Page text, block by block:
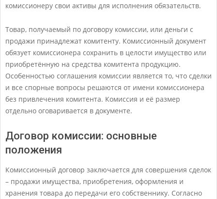
комиссионеру свои активы для исполнения обязательств.
Товар, получаемый по договору комиссии, или деньги с
продажи принадлежат комитенту. Комиссионный документ
обязует комиссионера сохранить в целости имущество или
приобретённую на средства комитента продукцию.
Особенностью соглашения комиссии является то, что сделки
и все спорные вопросы решаются от имени комиссионера
без привлечения комитента. Комиссия и её размер
отдельно оговаривается в документе.
Договор комиссии: основные
положения
Комиссионный договор заключается для совершения сделок
– продажи имущества, приобретения, оформления и
хранения товара до передачи его собственнику. Согласно